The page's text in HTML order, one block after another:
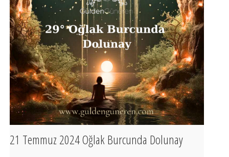
21 Temmuz 2024 Oğlak Burcunda Dolunay